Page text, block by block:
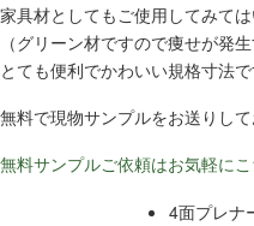
家具材としてもご使用してみては
（グリーン材ですので痩せが発
とても便利でかわいい規格寸法で
無料で現物サンプルをお送りして
無料サンプルご依頼はお気軽に
4面プレナ